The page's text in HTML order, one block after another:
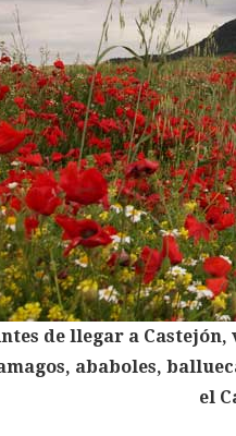
de llegar a
ababoles,
el